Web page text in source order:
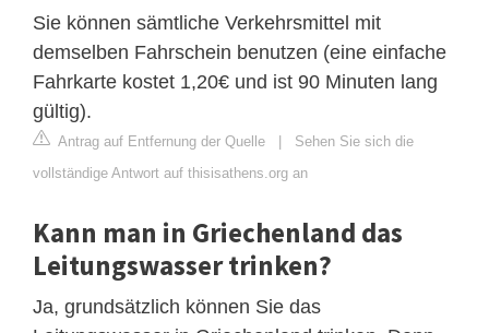
Sie können sämtliche Verkehrsmittel mit
demselben Fahrschein benutzen (eine einfache
Fahrkarte kostet 1,20€ und ist 90 Minuten lang
gültig).
Antrag auf Entfernung der Quelle | Sehen Sie sich die
vollständige Antwort auf thisisathens.org an
Kann man in Griechenland das
Leitungswasser trinken?
Ja, grundsätzlich können Sie das